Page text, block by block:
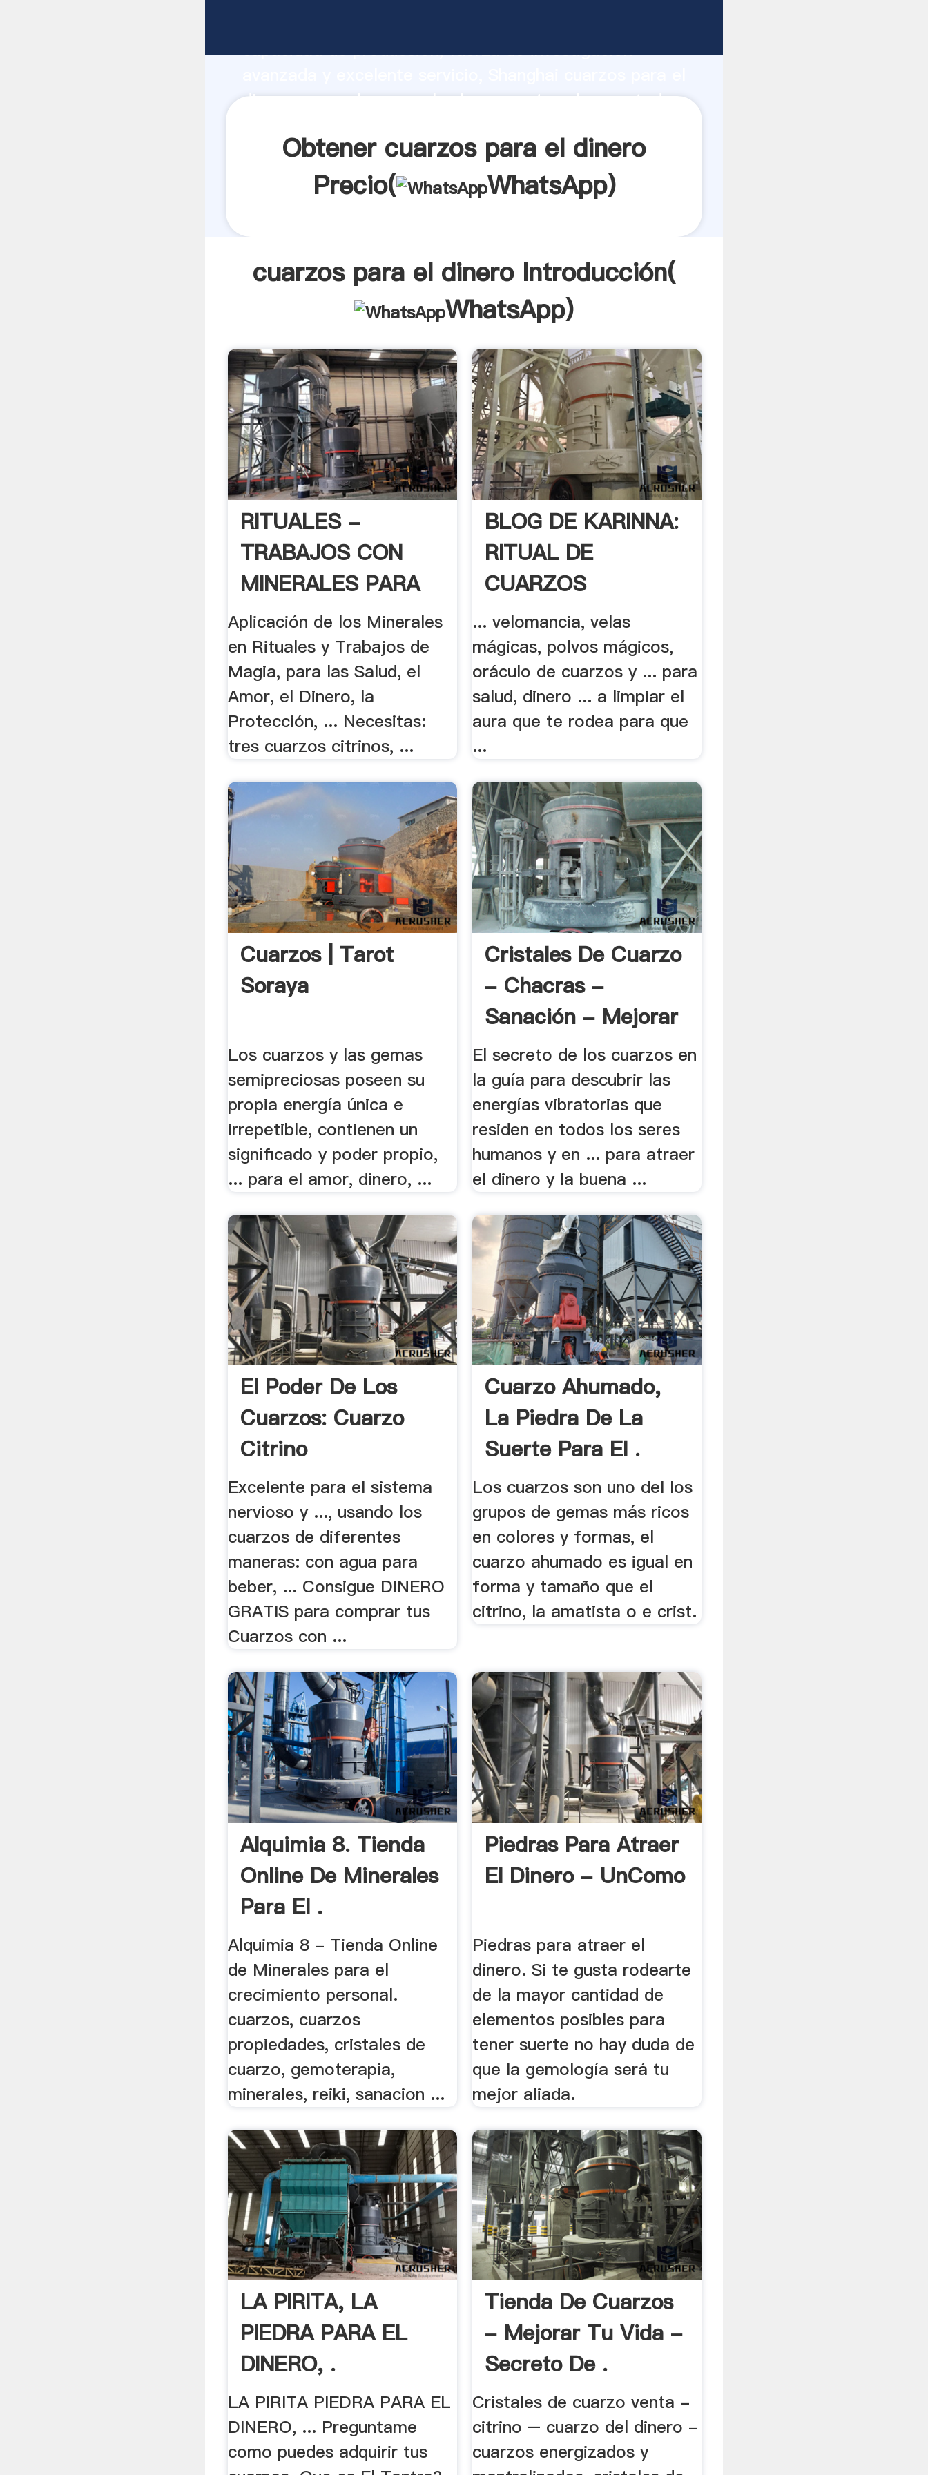
capacidad de producción, fuerza de investigación
dinero proveedor crea el valor y aporta valores a todos
Obtener cuarzos para el dinero
Precio(
WhatsApp)
cuarzos para el dinero Introducción(
WhatsApp)
RITUALES -
TRABAJOS CON
MINERALES PARA
EL .
Aplicación de los Minerales
en Rituales y Trabajos de
Magia, para las Salud, el
Amor, el Dinero, la
Protección, ... Necesitas:
tres cuarzos citrinos, ...
BLOG DE KARINNA:
RITUAL DE
CUARZOS
... velomancia, velas
mágicas, polvos mágicos,
oráculo de cuarzos y ... para
salud, dinero ... a limpiar el
aura que te rodea para que
...
Cuarzos | Tarot
Soraya
Los cuarzos y las gemas
semipreciosas poseen su
propia energía única e
irrepetible, contienen un
significado y poder propio,
... para el amor, dinero, ...
Cristales De Cuarzo
- Chacras -
Sanación - Mejorar
.
El secreto de los cuarzos en
la guía para descubrir las
energías vibratorias que
residen en todos los seres
humanos y en ... para atraer
el dinero y la buena ...
El Poder De Los
Cuarzos: Cuarzo
Citrino
Excelente para el sistema
nervioso y ..., usando los
cuarzos de diferentes
maneras: con agua para
beber, ... Consigue DINERO
GRATIS para comprar tus
Cuarzos con ...
Cuarzo Ahumado,
La Piedra De La
Suerte Para El .
Los cuarzos son uno del los
grupos de gemas más ricos
en colores y formas, el
cuarzo ahumado es igual en
forma y tamaño que el
citrino, la amatista o e crist.
Alquimia 8. Tienda
Online De Minerales
Para El .
Alquimia 8 - Tienda Online
de Minerales para el
crecimiento personal.
cuarzos, cuarzos
propiedades, cristales de
cuarzo, gemoterapia,
minerales, reiki, sanacion ...
Piedras Para Atraer
El Dinero - UnComo
Piedras para atraer el
dinero. Si te gusta rodearte
de la mayor cantidad de
elementos posibles para
tener suerte no hay duda de
que la gemología será tu
mejor aliada.
LA PIRITA, LA
PIEDRA PARA EL
DINERO, .
LA PIRITA PIEDRA PARA EL
DINERO, ... Preguntame
como puedes adquirir tus
Tienda De Cuarzos
- Mejorar Tu Vida -
Secreto De .
Cristales de cuarzo venta -
citrino – cuarzo del dinero -
cuarzos energizados y